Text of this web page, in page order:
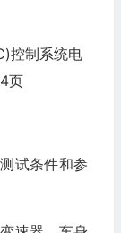
控制系统电
页
试条件和参